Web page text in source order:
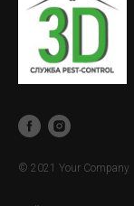
© 2021 Your Company